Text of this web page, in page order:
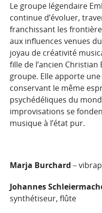
Le groupe légendaire
continue d’évoluer,
franchissant les
aux influences venues
joyau de créativité
fille de l’ancien
groupe. Elle apporte
conservant le même
psychédéliques du
improvisations se
musique à l’état pur.
Marja Burchard –
Johannes
synthétiseur, flûte